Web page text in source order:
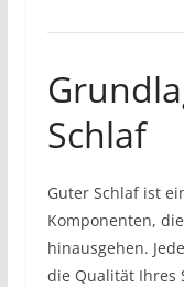
Schlaf
Guter Schlaf ist
Komponenten,
hinausgehen.
die Qualität Ihres